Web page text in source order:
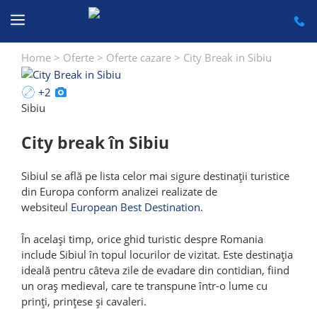
Home > Oferte > Oferte cazare > City Break in Sibiu
+2
Sibiu
City break în Sibiu
Sibiul se află pe lista celor mai sigure destinații turistice
din Europa conform analizei realizate de
websiteul European Best Destination.
În același timp, orice ghid turistic despre Romania
include Sibiul în topul locurilor de vizitat. Este destinația
ideală pentru câteva zile de evadare din contidian, fiind
un oraș medieval, care te transpune într-o lume cu
prinți, prințese și cavaleri.